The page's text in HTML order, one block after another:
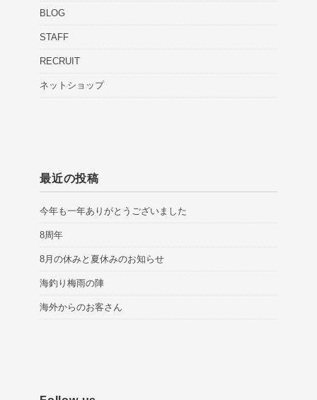
BLOG
STAFF
RECRUIT
ネットショップ
最近の投稿
今年も一年ありがとうございました
8周年
8月の休みと夏休みのお知らせ
海釣り梅雨の陣
海外からのお客さん